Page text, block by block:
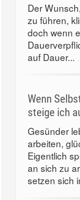
Der
zu führen,
doch wenn
auf Dauer...
Wenn
steige ich
Gesünder
arbeiten,
Eigentlich
an sich zu
setzen sich